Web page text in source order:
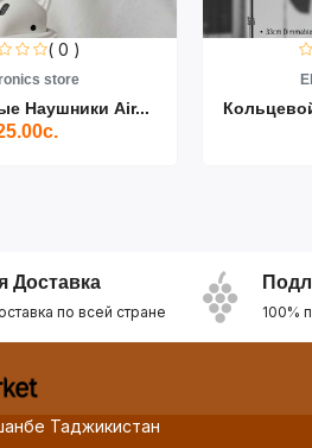
( 0 )
store
Наушники Air...
Доставка
по всей стране 100%
Таджикистан